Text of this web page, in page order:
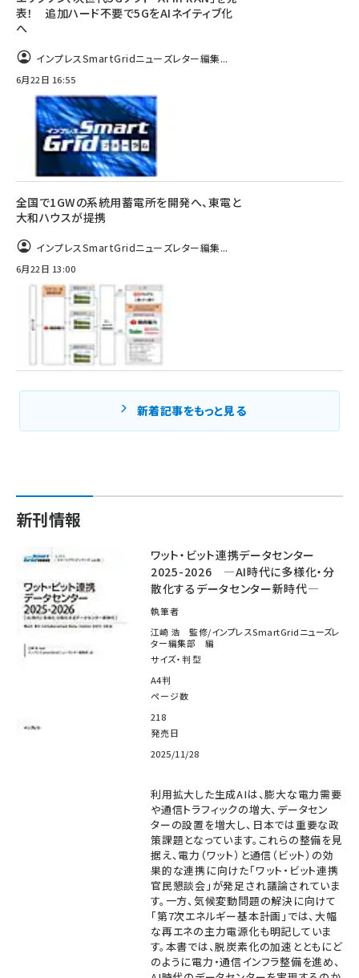
表！ 追加ハード不要で5GをAIネイティブ化
へ
インプレスSmartGridニューズレター編集...
6月22日 16:55
全国で1GWの系統用蓄電所を開発へ、東電と
大和ハウスが提携
インプレスSmartGridニューズレター編集...
6月22日 13:00
新着記事をもっと見る
新刊情報
ワット・ビット連携データセンター
2025-2026 ―AI時代に多様化・分
散化するデータセンター新時代―
執筆者
江崎 浩 監修/インプレスSmartGridニューズレ
ター編集部 編
サイズ・判型
A4判
ページ数
218
発売日
2025/11/28
利用拡大した生成AIは、膨大な電力需要
や通信トラフィックの増大、データセン
ターの設置を増大し、日本では重要な政
策課題となっています。これらの整備を見
据え、電力（ワット）と通信（ビット）の効
果的な連携に向けた「ワット・ビット連携
官民懇談会」が発足され議論されていま
す。一方、気候変動問題の解決に向けて
「第7次エネルギー基本計画」では、大幅
な再エネの主力電源化も明記していま
す。本書では、脱炭素化の加速とともにど
のように電力・通信インフラ整備を進め、